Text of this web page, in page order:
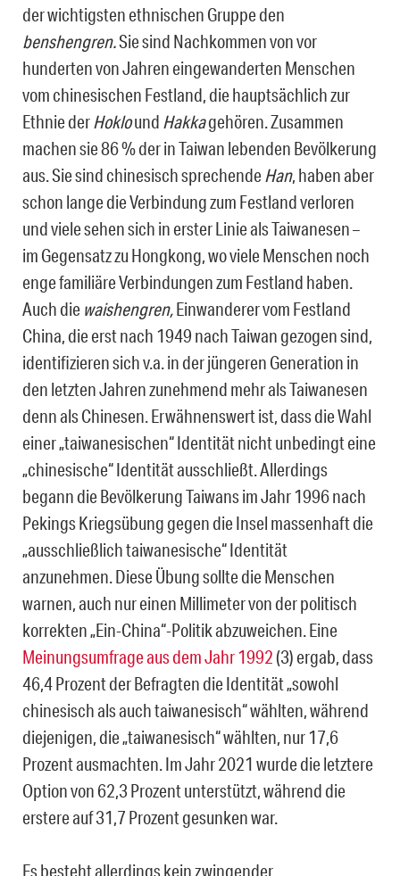
der wichtigsten ethnischen Gruppe den
benshengren.Sie sind Nachkommen von vor
hunderten von Jahren eingewanderten Menschen
vom chinesischen Festland, die hauptsächlich zur
Ethnie derHoklound Hakkagehören. Zusammen
machen sie 86 % der in Taiwan lebenden Bevölkerung
aus. Sie sind chinesisch sprechendeHan, haben aber
schon lange die Verbindung zum Festland verloren
und viele sehen sich in erster Linie als Taiwanesen –
im Gegensatz zu Hongkong, wo viele Menschen noch
enge familiäre Verbindungen zum Festland haben.
Auch die waishengren,Einwanderer vom Festland
China, die erst nach 1949 nach Taiwan gezogen sind,
identifizieren sich v.a. in der jüngeren Generation in
den letzten Jahren zunehmend mehr als Taiwanesen
denn als Chinesen. Erwähnenswert ist, dass die Wahl
einer „taiwanesischen“ Identität nicht unbedingt eine
„chinesische“ Identität ausschließt. Allerdings
begann die Bevölkerung Taiwans im Jahr 1996 nach
Pekings Kriegsübung gegen die Insel massenhaft die
„ausschließlich taiwanesische“ Identität
anzunehmen. Diese Übung sollte die Menschen
warnen, auch nur einen Millimeter von der politisch
korrekten „Ein-China“-Politik abzuweichen. Eine
Meinungsumfrage aus dem Jahr 1992(3) ergab, dass
46,4 Prozent der Befragten die Identität „sowohl
chinesisch als auch taiwanesisch“ wählten, während
diejenigen, die „taiwanesisch“ wählten, nur 17,6
Prozent ausmachten. Im Jahr 2021 wurde die letztere
Option von 62,3 Prozent unterstützt, während die
erstere auf 31,7 Prozent gesunken war.
Es besteht allerdings kein zwingender